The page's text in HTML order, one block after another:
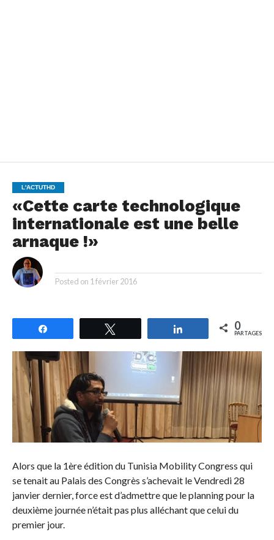
L'ACTUTHD
«Cette carte technologique
internationale est une belle
arnaque !»
Posted on 1 février 2016
Partagez 0
PARTAGES
Alors que la 1ère édition du Tunisia Mobility Congress qui
se tenait au Palais des Congrès s’achevait le Vendredi 28
janvier dernier, force est d’admettre que le planning pour la
deuxième journée n’était pas plus alléchant que celui du
premier jour.